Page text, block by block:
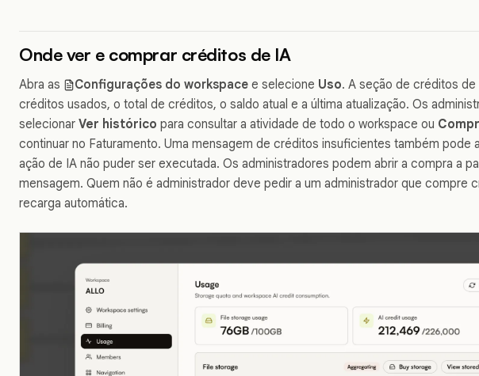
Onde ver e comprar créditos de IA
Abra as Configurações do workspace e selecione Uso. A seção de créditos de
créditos usados, o total de créditos, o saldo atual e a última atualização. Os
selecionar Ver histórico para consultar a atividade de todo o workspace ou
continuar no Faturamento. Uma mensagem de créditos insuficientes também pode
ação de IA não puder ser executada. Os administradores podem abrir a compra a
mensagem. Quem não é administrador deve pedir a um administrador que compre
recarga automática.